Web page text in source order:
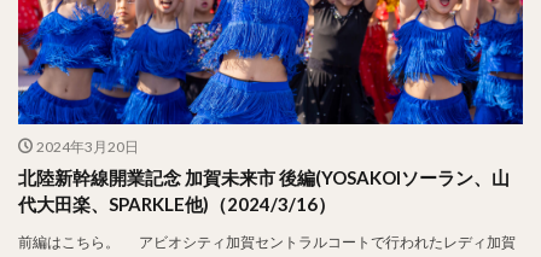
2024年3月20日
北陸新幹線開業記念 加賀未来市 後編(YOSAKOIソーラン、山
代大田楽、SPARKLE他)（2024/3/16）
前編はこちら。 アビオシティ加賀セントラルコートで行われたレディ加賀